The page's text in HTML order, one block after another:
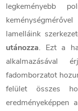
legkeményebb
lamelláink
utánozza. Ezt a
fadomborzatot
felület összes
eredményeképpen